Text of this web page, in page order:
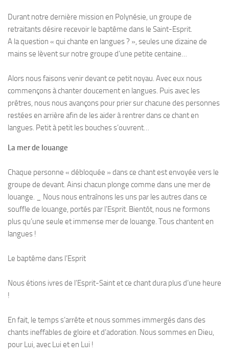
Durant notre dernière mission en Polynésie, un groupe de
retraitants désire recevoir le baptême dans le Saint-Esprit.
A la question « qui chante en langues ? », seules une dizaine de
mains se lèvent sur notre groupe d’une petite centaine…
Alors nous faisons venir devant ce petit noyau. Avec eux nous
commençons à chanter doucement en langues. Puis avec les
prêtres, nous nous avançons pour prier sur chacune des personnes
restées en arrière afin de les aider à rentrer dans ce chant en
langues. Petit à petit les bouches s’ouvrent…
La mer de louange
Chaque personne « débloquée » dans ce chant est envoyée vers le
groupe de devant. Ainsi chacun plonge comme dans une mer de
louange. _ Nous nous entraînons les uns par les autres dans ce
souffle de louange, portés par l’Esprit. Bientôt, nous ne formons
plus qu’une seule et immense mer de louange. Tous chantent en
langues !
Le baptême dans l’Esprit
Nous étions ivres de l’Esprit-Saint et ce chant dura plus d’une heure
!
En fait, le temps s’arrête et nous sommes immergés dans des
chants ineffables de gloire et d’adoration. Nous sommes en Dieu,
pour Lui, avec Lui et en Lui !